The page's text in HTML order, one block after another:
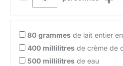
80 grammes de lait entier
400 millilitres de crème de
500 millilitres de eau